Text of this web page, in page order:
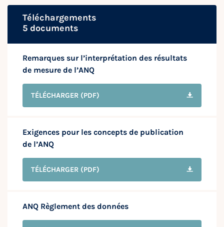
Téléchargements
5 documents
Remarques sur l’interprétation des résultats
de mesure de l’ANQ
TÉLÉCHARGER (PDF)
Exigences pour les concepts de publication
de l’ANQ
TÉLÉCHARGER (PDF)
ANQ Règlement des données